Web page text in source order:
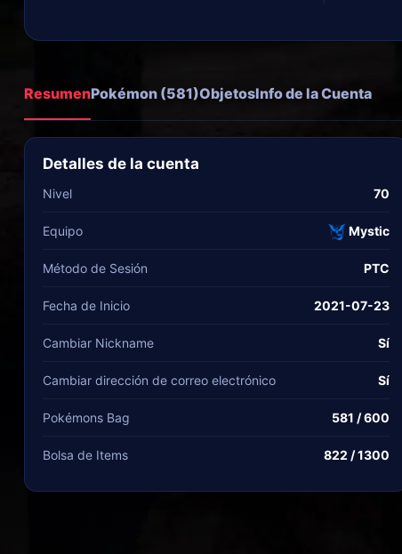
ResumenPokémon (581)ObjetosInfo de la Cuenta
Detalles de la cuenta
Nivel 70
Equipo Mystic
Método de Sesión PTC
Fecha de Inicio 2021-07-23
Cambiar Nickname Sí
Cambiar dirección de correo electrónico Sí
Pokémons Bag 581 / 600
Bolsa de Items 822 / 1300